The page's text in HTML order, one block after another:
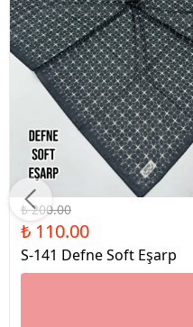
%45 İndirim
₺ 200.00
₺ 110.00
S-141 Defne Soft Eşarp